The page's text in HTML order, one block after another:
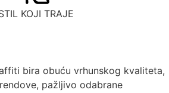
KOJI TRAJE
bira obuću vrhunskog kvaliteta,
pažljivo odabrane